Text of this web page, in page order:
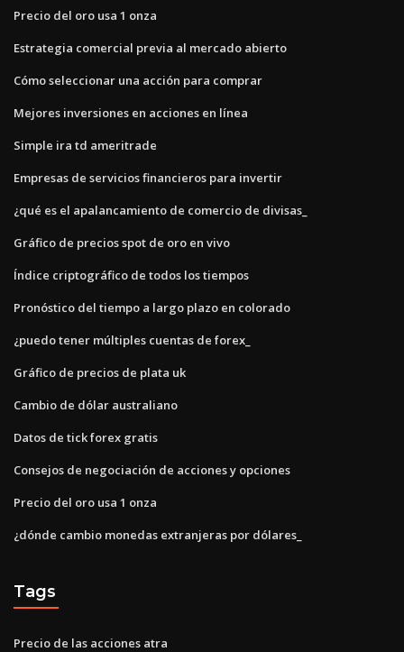
Precio del oro usa 1 onza
Estrategia comercial previa al mercado abierto
Cómo seleccionar una acción para comprar
Mejores inversiones en acciones en línea
Simple ira td ameritrade
Empresas de servicios financieros para invertir
¿qué es el apalancamiento de comercio de divisas_
Gráfico de precios spot de oro en vivo
Índice criptográfico de todos los tiempos
Pronóstico del tiempo a largo plazo en colorado
¿puedo tener múltiples cuentas de forex_
Gráfico de precios de plata uk
Cambio de dólar australiano
Datos de tick forex gratis
Consejos de negociación de acciones y opciones
Precio del oro usa 1 onza
¿dónde cambio monedas extranjeras por dólares_
Tags
Precio de las acciones atra